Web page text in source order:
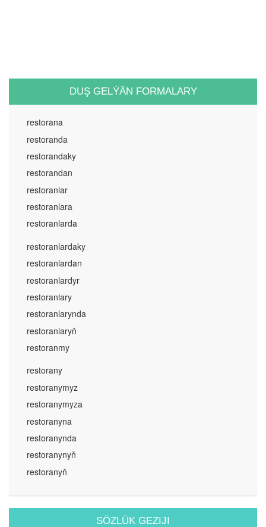
DUŞ GELÝÄN FORMALARY
restorana
restoranda
restorandaky
restorandan
restoranlar
restoranlara
restoranlarda
restoranlardaky
restoranlardan
restoranlardyr
restoranlary
restoranlarynda
restoranlaryň
restoranmy
restorany
restoranymyz
restoranymyza
restoranyna
restoranynda
restoranynyň
restoranyň
SÖZLÜK GEZIJI